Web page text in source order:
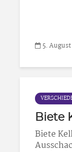
5.
Biete
Biete